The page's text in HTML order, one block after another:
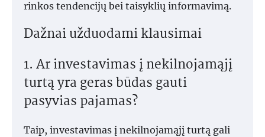
rinkos tendencijų bei taisyklių informavimą.
Dažnai užduodami klausimai
1. Ar investavimas į nekilnojamąjį
turtą yra geras būdas gauti
pasyvias pajamas?
Taip, investavimas į nekilnojamąjį turtą gali